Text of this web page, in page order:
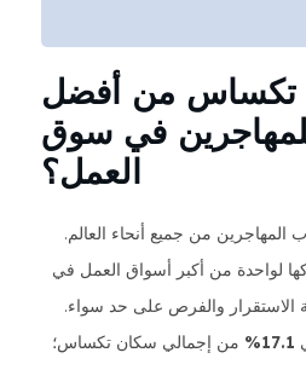
تكساس من أفضل
للمهاجرين في سوق
العمل؟
من جميع أنحاء العالم.
لواحدة من أكبر أسواق العمل في
الاستقرار والفرص على حد سواء.
17.1%
من إجمالي سكان تكساس؛